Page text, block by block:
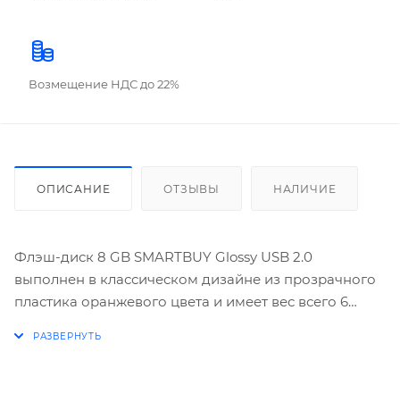
Возмещение НДС до 22%
ОПИСАНИЕ ОТЗЫВЫ НАЛИЧИЕ
Флэш-диск 8 GB SMARTBUY Glossy USB 2.0
выполнен в классическом дизайне из прозрачного
пластика оранжевого цвета и имеет вес всего 6